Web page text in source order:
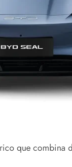
que combina